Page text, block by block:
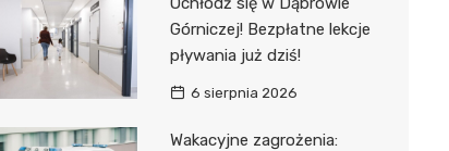
Górniczej! Bezpłatne lekcje
pływania już dziś!
6 sierpnia 2026
Wakacyjne zagrożenia: